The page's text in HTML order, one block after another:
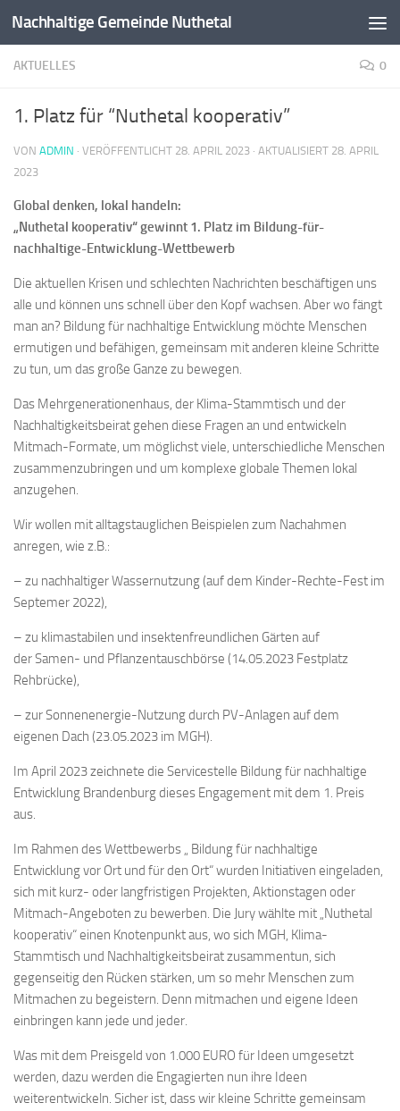
Zum Inhalt springen
Nachhaltige Gemeinde Nuthetal
AKTUELLES 0
1. Platz für “Nuthetal kooperativ”
VON ADMIN · VERÖFFENTLICHT 28. APRIL 2023 · AKTUALISIERT 28. APRIL
2023
Global denken, lokal handeln:
„Nuthetal kooperativ“ gewinnt 1. Platz im Bildung-für-
nachhaltige-Entwicklung-Wettbewerb
Die aktuellen Krisen und schlechten Nachrichten beschäftigen uns
alle und können uns schnell über den Kopf wachsen. Aber wo fängt
man an? Bildung für nachhaltige Entwicklung möchte Menschen
ermutigen und befähigen, gemeinsam mit anderen kleine Schritte
zu tun, um das große Ganze zu bewegen.
Das Mehrgenerationenhaus, der Klima-Stammtisch und der
Nachhaltigkeitsbeirat gehen diese Fragen an und entwickeln
Mitmach-Formate, um möglichst viele, unterschiedliche Menschen
zusammenzubringen und um komplexe globale Themen lokal
anzugehen.
Wir wollen mit alltagstauglichen Beispielen zum Nachahmen
anregen, wie z.B.:
– zu nachhaltiger Wassernutzung (auf dem Kinder-Rechte-Fest im
Septemer 2022),
– zu klimastabilen und insektenfreundlichen Gärten auf
der Samen- und Pflanzentauschbörse (14.05.2023 Festplatz
Rehbrücke),
– zur Sonnenenergie-Nutzung durch PV-Anlagen auf dem
eigenen Dach (23.05.2023 im MGH).
Im April 2023 zeichnete die Servicestelle Bildung für nachhaltige
Entwicklung Brandenburg dieses Engagement mit dem 1. Preis
aus.
Im Rahmen des Wettbewerbs „ Bildung für nachhaltige
Entwicklung vor Ort und für den Ort“ wurden Initiativen eingeladen,
sich mit kurz- oder langfristigen Projekten, Aktionstagen oder
Mitmach-Angeboten zu bewerben. Die Jury wählte mit „Nuthetal
kooperativ“ einen Knotenpunkt aus, wo sich MGH, Klima-
Stammtisch und Nachhaltigkeitsbeirat zusammentun, sich
gegenseitig den Rücken stärken, um so mehr Menschen zum
Mitmachen zu begeistern. Denn mitmachen und eigene Ideen
einbringen kann jede und jeder.
Was mit dem Preisgeld von 1.000 EURO für Ideen umgesetzt
werden, dazu werden die Engagierten nun ihre Ideen
weiterentwickeln. Sicher ist, dass wir kleine Schritte gemeinsam